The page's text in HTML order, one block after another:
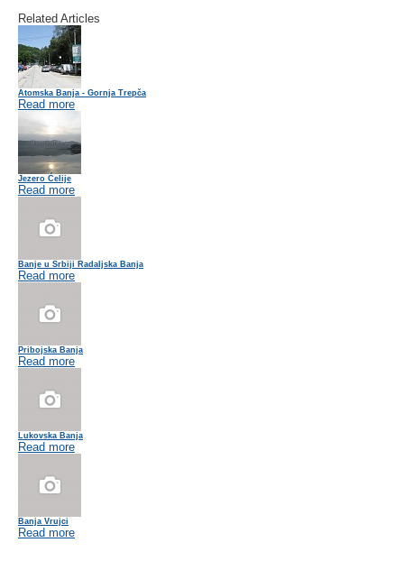
Related Articles
Atomska Banja - Gornja Trepča
Read more
Jezero Ćelije
Read more
Banje u Srbiji Radaljska Banja
Read more
Pribojska Banja
Read more
Lukovska Banja
Read more
Banja Vrujci
Read more